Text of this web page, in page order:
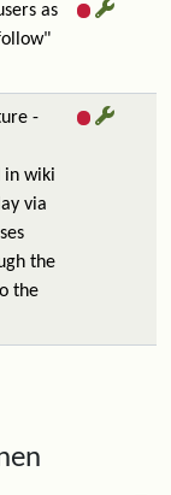
as
-
in wiki
via
the
the